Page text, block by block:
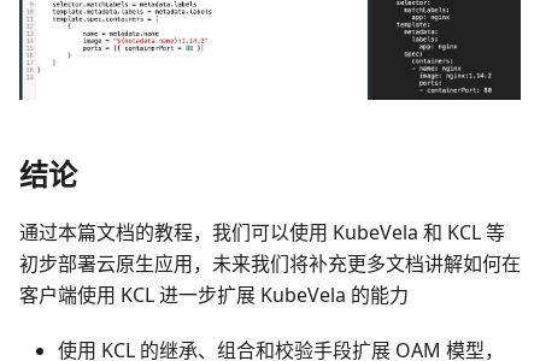
结论
通过本篇文档的教程，我们可以使用 KubeVela 和 KCL 等
初步部署云原生应用，未来我们将补充更多文档讲解如何在
客户端使用 KCL 进一步扩展 KubeVela 的能力
使用 KCL 的继承、组合和校验手段扩展 OAM 模型，